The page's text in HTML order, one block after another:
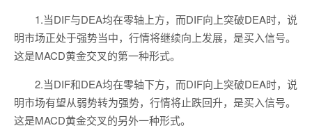
1.当DIF与DEA均在零轴上方，而DIF向上突破DEA时，说
明市场正处于强势当中，行情将继续向上发展，是买入信号。
这是MACD黄金交叉的第一种形式。
2.当DIF和DEA均在零轴下方，而DIF向上突破DEA时，说
明市场有望从弱势转为强势，行情将止跌回升，是买入信号。
这是MACD黄金交叉的另外一种形式。